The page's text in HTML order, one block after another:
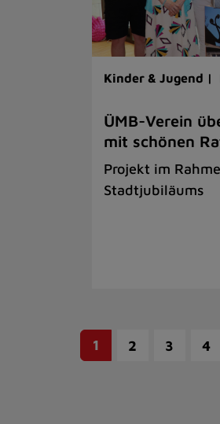
Kinder & Jugend |
ÜMB-Verein
mit schönen
Projekt im
Stadtjubiläums
1 2 3 4